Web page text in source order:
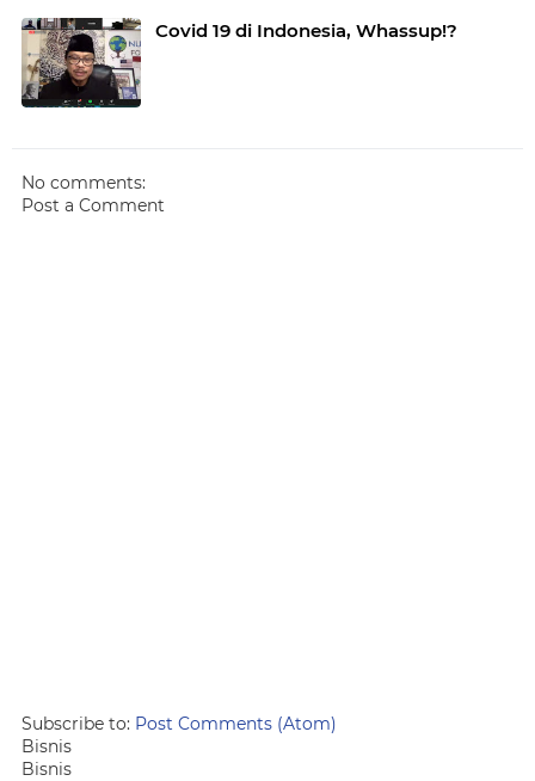
Covid 19 di Indonesia, Whassup!?
No comments:
Post a Comment
Subscribe to: Post Comments (Atom)
Bisnis
Bisnis